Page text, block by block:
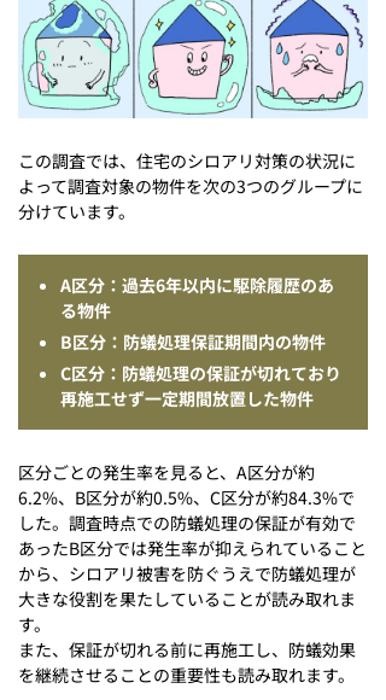
この調査では、住宅のシロアリ対策の状況に
よって調査対象の物件を次の3つのグループに
分けています。
A区分：過去6年以内に駆除履歴のあ
る物件
B区分：防蟻処理保証期間内の物件
C区分：防蟻処理の保証が切れており
再施工せず一定期間放置した物件
区分ごとの発生率を見ると、A区分が約
6.2%、B区分が約0.5%、C区分が約84.3%で
した。調査時点での防蟻処理の保証が有効で
あったB区分では発生率が抑えられていること
から、シロアリ被害を防ぐうえで防蟻処理が
大きな役割を果たしていることが読み取れま
す。
また、保証が切れる前に再施工し、防蟻効果
を継続させることの重要性も読み取れます。